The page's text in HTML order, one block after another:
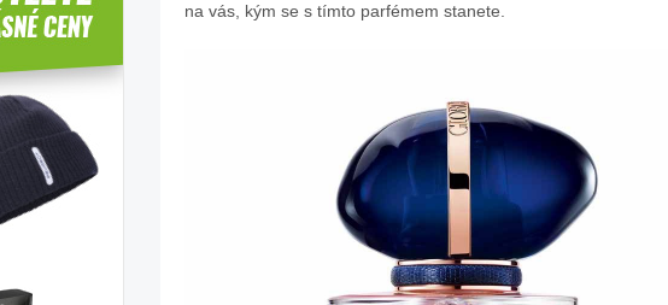
na vás, kým se s tímto parfémem stanete.